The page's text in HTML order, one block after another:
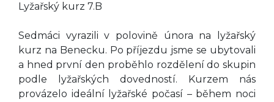
Lyžařský kurz 7.B
Sedmáci vyrazili v polovině února na lyžařský
kurz na Benecku. Po příjezdu jsme se ubytovali
a hned první den proběhlo rozdělení do skupin
podle lyžařských dovedností. Kurzem nás
provázelo ideální lyžařské počasí – během noci